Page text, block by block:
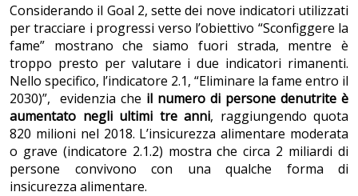
Considerando il Goal 2, sette dei nove indicatori utilizzati
per tracciare i progressi verso l’obiettivo “Sconfiggere la
fame” mostrano che siamo fuori strada, mentre è
troppo presto per valutare i due indicatori rimanenti.
Nello specifico, l’indicatore 2.1, “Eliminare la fame entro il
2030)”, evidenzia che il numero di persone denutrite è
aumentato negli ultimi tre anni, raggiungendo quota
820 milioni nel 2018. L’insicurezza alimentare moderata
o grave (indicatore 2.1.2) mostra che circa 2 miliardi di
persone convivono con una qualche forma di
insicurezza alimentare.